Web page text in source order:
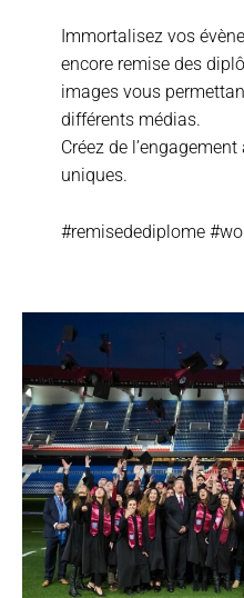
Immortalisez vos
encore remise des
images vous
différents médias.
Créez de
uniques.
#remisedediplome